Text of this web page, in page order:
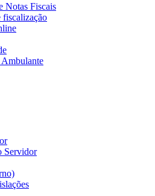
Notas Fiscais
fiscalização
Servidor